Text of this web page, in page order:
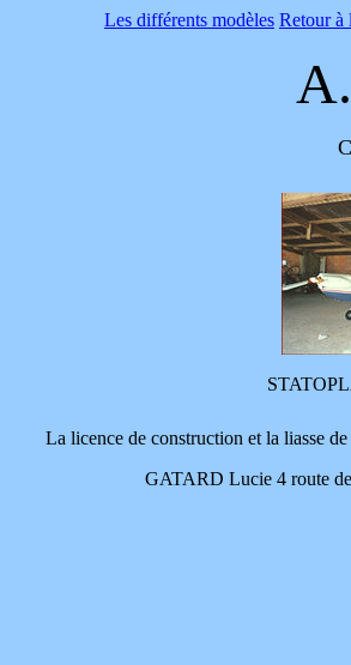
Les différents modèles Retour à
La licence de construction et la liasse
GATARD Lucie 4 route